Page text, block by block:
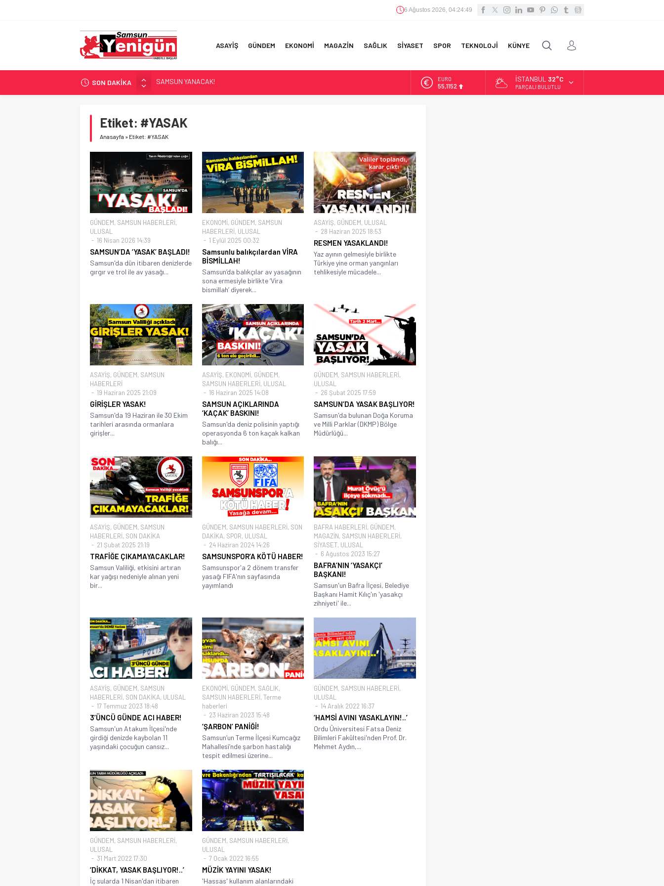
6 Ağustos 2026, 04:24:49
ASAYİŞ GÜNDEM EKONOMİ MAGAZİN SAĞLIK SİYASET SPOR TEKNOLOJİ KÜNYE
SON DAKİKA
BİLİMİN İZİNDE!
TIR’A ‘ZEHİR’ BASKINI!
UÇURUMDA CAN PAZARI!
EURO
55,1152
İSTANBUL 32°C
PARÇALI BULUTLU
Etiket: #YASAK
Anasayfa » Etiket: #YASAK
GÜNDEM, SAMSUN HABERLERİ,
ULUSAL
16 Nisan 2026 14:39
SAMSUN’DA ‘YASAK’ BAŞLADI!
Samsun'da dün itibaren denizlerde
gırgır ve trol ile av yasağı...
EKONOMİ, GÜNDEM, SAMSUN
HABERLERİ, ULUSAL
1 Eylül 2025 00:32
Samsunlu balıkçılardan VİRA
BİSMİLLAH!
Samsun’da balıkçılar av yasağının
sona ermesiyle birlikte ‘Vira
bismillah’ diyerek...
ASAYİŞ, GÜNDEM, ULUSAL
28 Haziran 2025 18:53
RESMEN YASAKLANDI!
Yaz ayının gelmesiyle birlikte
Türkiye yine orman yangınları
tehlikesiyle mücadele...
ASAYİŞ, GÜNDEM, SAMSUN
HABERLERİ
19 Haziran 2025 21:09
GİRİŞLER YASAK!
Samsun'da 19 Haziran ile 30 Ekim
tarihleri arasında ormanlara
girişler...
ASAYİŞ, EKONOMİ, GÜNDEM,
SAMSUN HABERLERİ, ULUSAL
16 Haziran 2025 14:08
SAMSUN AÇIKLARINDA
‘KAÇAK’ BASKINI!
Samsun'da deniz polisinin yaptığı
operasyonda 6 ton kaçak kalkan
balığı...
GÜNDEM, SAMSUN HABERLERİ,
ULUSAL
26 Şubat 2025 17:59
SAMSUN’DA YASAK BAŞLIYOR!
Samsun'da bulunan Doğa Koruma
ve Milli Parklar (DKMP) Bölge
Müdürlüğü...
ASAYİŞ, GÜNDEM, SAMSUN
HABERLERİ, SON DAKİKA
21 Şubat 2025 21:19
TRAFİĞE ÇIKAMAYACAKLAR!
Samsun Valiliği, etkisini artıran
kar yağışı nedeniyle alınan yeni
bir...
GÜNDEM, SAMSUN HABERLERİ, SON
DAKİKA, SPOR, ULUSAL
24 Haziran 2024 14:26
SAMSUNSPOR’A KÖTÜ HABER!
Samsunspor'a 2 dönem transfer
yasağı FIFA'nın sayfasında
yayımlandı
BAFRA HABERLERİ, GÜNDEM,
MAGAZİN, SAMSUN HABERLERİ,
SİYASET, ULUSAL
6 Ağustos 2023 15:27
BAFRA’NIN ‘YASAKÇI’
BAŞKANI!
Samsun'un Bafra İlçesi, Belediye
Başkanı Hamit Kılıç'ın 'yasakçı
zihniyeti' ile...
ASAYİŞ, GÜNDEM, SAMSUN
HABERLERİ, SON DAKİKA, ULUSAL
17 Temmuz 2023 18:48
3’ÜNCÜ GÜNDE ACI HABER!
Samsun'un Atakum İlçesi'nde
girdiği denizde kaybolan 11
yaşındaki çocuğun cansız...
EKONOMİ, GÜNDEM, SAĞLIK,
SAMSUN HABERLERİ, Terme
haberleri
23 Haziran 2023 15:48
‘ŞARBON’ PANİĞİ!
Samsun’un Terme İlçesi Kumcağız
Mahallesi’nde şarbon hastalığı
tespit edilmesi üzerine...
GÜNDEM, SAMSUN HABERLERİ,
ULUSAL
14 Aralık 2022 16:37
‘HAMSİ AVINI YASAKLAYIN!..’
Ordu Üniversitesi Fatsa Deniz
Bilimleri Fakültesi'nden Prof. Dr.
Mehmet Aydın,...
GÜNDEM, SAMSUN HABERLERİ,
ULUSAL
31 Mart 2022 17:30
‘DİKKAT, YASAK BAŞLIYOR!..’
İç sularda 1 Nisan'dan itibaren
GÜNDEM, SAMSUN HABERLERİ,
ULUSAL
7 Ocak 2022 16:55
MÜZİK YAYINI YASAK!
'Hassas' kullanım alanlarındaki